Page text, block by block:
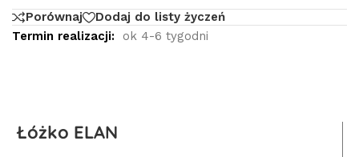
Porównaj
Dodaj do listy życzeń
Termin realizacji:
ok 4-6 tygodni
Łóżko ELAN